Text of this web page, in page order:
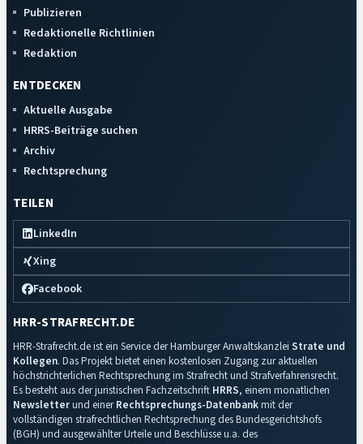
Publizieren
Redaktionelle Richtlinien
Redaktion
ENTDECKEN
Aktuelle Ausgabe
HRRS-Beiträge suchen
Archiv
Rechtsprechung
TEILEN
LinkedIn
Xing
Facebook
HRR-STRAFRECHT.DE
HRR-Strafrecht.de ist ein Service der Hamburger Anwaltskanzlei Strate und
Kollegen. Das Projekt bietet einen kostenlosen Zugang zur aktuellen
höchstrichterlichen Rechtsprechung im Strafrecht und Strafverfahrensrecht.
Es besteht aus der juristischen Fachzeitschrift HRRS, einem monatlichen
Newsletterund einerRechtsprechungs-Datenbankmit der
vollständigen strafrechtlichen Rechtsprechung des Bundesgerichtshofs
(BGH) und ausgewählter Urteile und Beschlüsse u.a. des